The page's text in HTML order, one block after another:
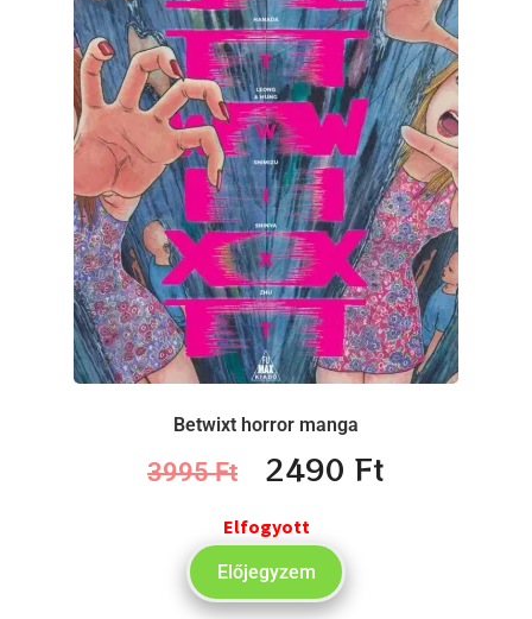
Betwixt horror manga
3995Ft 2490 Ft
Elfogyott
Előjegyzem